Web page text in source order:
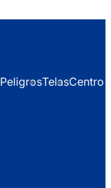
PeligrosTelasCentro